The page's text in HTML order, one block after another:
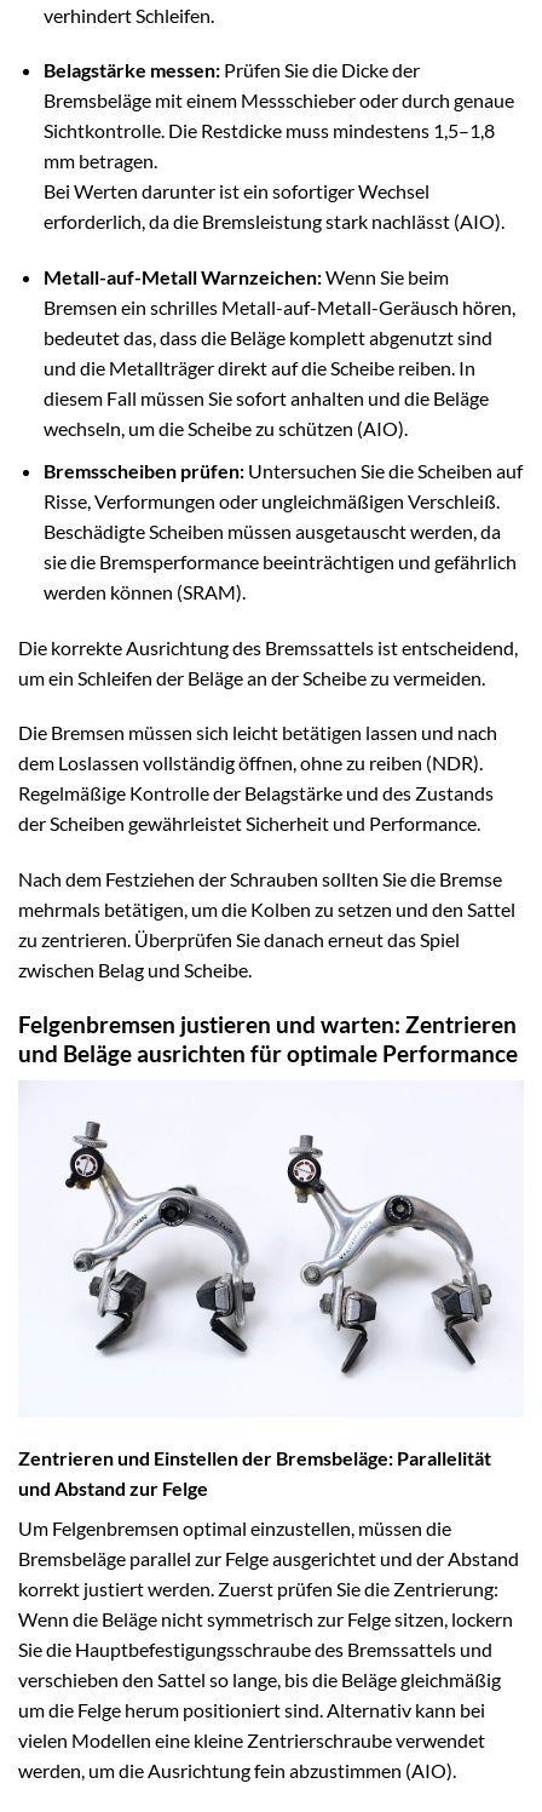
verhindert Schleifen.
Belagstärke messen:Prüfen Sie die Dicke der
Bremsbeläge mit einem Messschieber oder durch genaue
Sichtkontrolle. Die Restdicke muss mindestens 1,5–1,8
mm betragen.
Bei Werten darunter ist ein sofortiger Wechsel
erforderlich, da die Bremsleistung stark nachlässt (AIO).
Metall-auf-Metall Warnzeichen:Wenn Sie beim
Bremsen ein schrilles Metall-auf-Metall-Geräusch hören,
bedeutet das, dass die Beläge komplett abgenutzt sind
und die Metallträger direkt auf die Scheibe reiben. In
diesem Fall müssen Sie sofort anhalten und die Beläge
wechseln, um die Scheibe zu schützen (AIO).
Bremsscheiben prüfen:Untersuchen Sie die Scheiben auf
Risse, Verformungen oder ungleichmäßigen Verschleiß.
Beschädigte Scheiben müssen ausgetauscht werden, da
sie die Bremsperformance beeinträchtigen und gefährlich
werden können (SRAM).
Die korrekte Ausrichtung des Bremssattels ist entscheidend,
um ein Schleifen der Beläge an der Scheibe zu vermeiden.
Die Bremsen müssen sich leicht betätigen lassen und nach
dem Loslassen vollständig öffnen, ohne zu reiben (NDR).
Regelmäßige Kontrolle der Belagstärke und des Zustands
der Scheiben gewährleistet Sicherheit und Performance.
Nach dem Festziehen der Schrauben sollten Sie die Bremse
mehrmals betätigen, um die Kolben zu setzen und den Sattel
zu zentrieren. Überprüfen Sie danach erneut das Spiel
zwischen Belag und Scheibe.
Felgenbremsen justieren und warten: Zentrieren
und Beläge ausrichten für optimale Performance
Zentrieren und Einstellen der Bremsbeläge: Parallelität
und Abstand zur Felge
Um Felgenbremsen optimal einzustellen, müssen die
Bremsbeläge parallel zur Felge ausgerichtet und der Abstand
korrekt justiert werden. Zuerst prüfen Sie die Zentrierung:
Wenn die Beläge nicht symmetrisch zur Felge sitzen, lockern
Sie die Hauptbefestigungsschraube des Bremssattels und
verschieben den Sattel so lange, bis die Beläge gleichmäßig
um die Felge herum positioniert sind. Alternativ kann bei
vielen Modellen eine kleine Zentrierschraube verwendet
werden, um die Ausrichtung fein abzustimmen (AIO).